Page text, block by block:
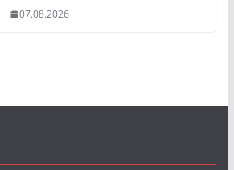
07.08.2026